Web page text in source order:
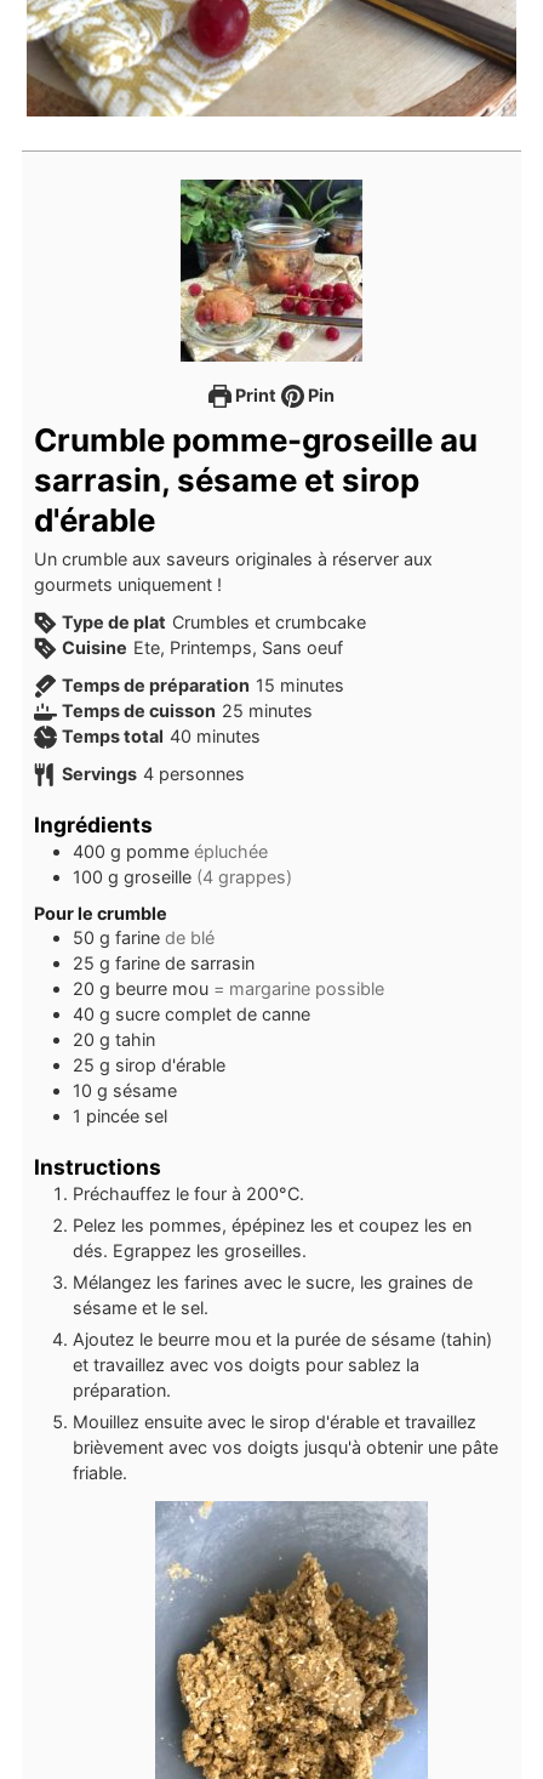
Print Pin
Crumble pomme-groseille au
sarrasin, sésame et sirop
d'érable
Un crumble aux saveurs originales à réserver aux
gourmets uniquement !
Type de plat Crumbles et crumbcake
Cuisine Ete, Printemps, Sans oeuf
Temps de préparation 15 minutes
minutes
Temps de cuisson 25 minutes
minutes
Temps total 40 minutes
minutes
Servings 4 personnes
Ingrédients
400 g pomme épluchée
100 g groseille (4 grappes)
Pour le crumble
50 g farine de blé
25 g farine de sarrasin
20 g beurre mou = margarine possible
40 g sucre complet de canne
20 g tahin
25 g sirop d'érable
10 g sésame
1 pincée sel
Instructions
Préchauffez le four à 200°C.
Pelez les pommes, épépinez les et coupez les en
dés. Egrappez les groseilles.
Mélangez les farines avec le sucre, les graines de
sésame et le sel.
Ajoutez le beurre mou et la purée de sésame (tahin)
et travaillez avec vos doigts pour sablez la
préparation.
Mouillez ensuite avec le sirop d'érable et travaillez
brièvement avec vos doigts jusqu'à obtenir une pâte
friable.